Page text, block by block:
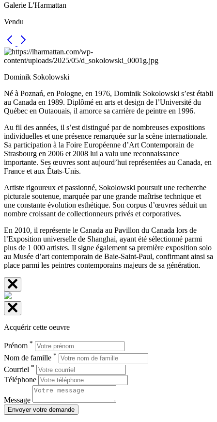
Galerie L'Harmattan
Vendu
Dominik Sokolowski
Né à Poznań, en Pologne, en 1976, Dominik Sokolowski s’est établi
au Canada en 1989. Diplômé en arts et design de l’Université du
Québec en Outaouais, il amorce sa carrière de peintre en 1996.
Au fil des années, il s’est distingué par de nombreuses expositions
individuelles et une présence remarquée sur la scène internationale.
Sa participation à la Foire Européenne d’Art Contemporain de
Strasbourg en 2006 et 2008 lui a valu une reconnaissance
importante. Ses œuvres sont aujourd’hui représentées au Canada, en
France et aux États-Unis.
Artiste rigoureux et passionné, Sokolowski poursuit une recherche
picturale soutenue, marquée par une grande maîtrise technique et
une constante évolution esthétique. Son corpus d’œuvres séduit un
nombre croissant de collectionneurs privés et corporatives.
En 2010, il représente le Canada au Pavillon du Canada lors de
l’Exposition universelle de Shanghai, ayant été sélectionné parmi
plus de 1 000 artistes. Il signe également sa première exposition solo
au Musée d’art contemporain de Baie-Saint-Paul, confirmant ainsi sa
place parmi les peintres contemporains majeurs de sa génération.
Acquérir cette oeuvre
Prénom *
Nom de famille *
Courriel *
Téléphone
Message
Envoyer votre demande